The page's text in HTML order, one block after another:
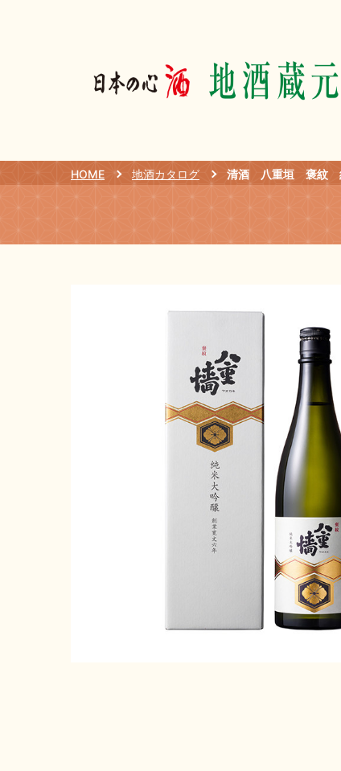
HOME 地酒カタログ